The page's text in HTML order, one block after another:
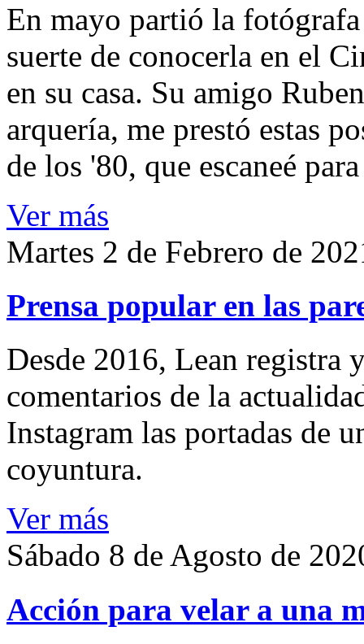
En mayo partió la
suerte de conocerla en el
en su casa. Su amigo
arquería, me prestó estas
de los '80, que escaneé
Ver más
Martes 2 de Febrero de
Prensa popular en las
Desde 2016, Lean registra
comentarios de la
Instagram las portadas de
coyuntura.
Ver más
Sábado 8 de Agosto de
Acción para velar a una